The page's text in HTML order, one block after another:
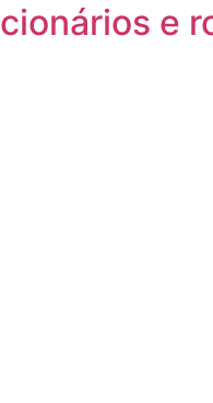
e